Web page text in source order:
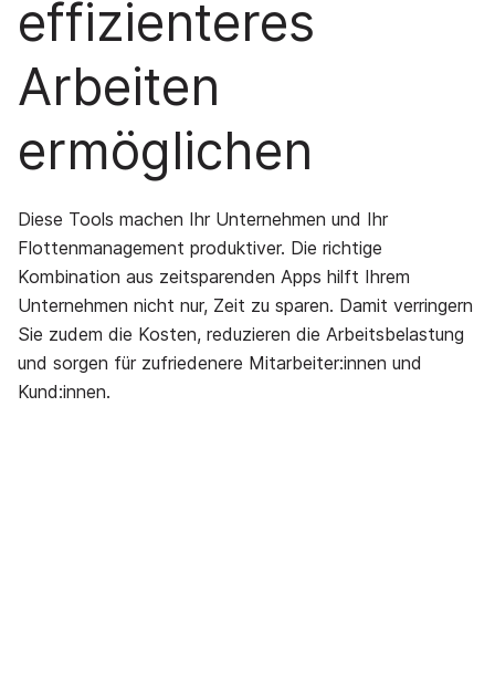
effizienteres
Arbeiten
ermöglichen
Diese Tools machen Ihr Unternehmen und Ihr
Flottenmanagement produktiver. Die richtige
Kombination aus zeitsparenden Apps hilft Ihrem
Unternehmen nicht nur, Zeit zu sparen. Damit verringern
Sie zudem die Kosten, reduzieren die Arbeitsbelastung
und sorgen für zufriedenere Mitarbeiter:innen und
Kund:innen.